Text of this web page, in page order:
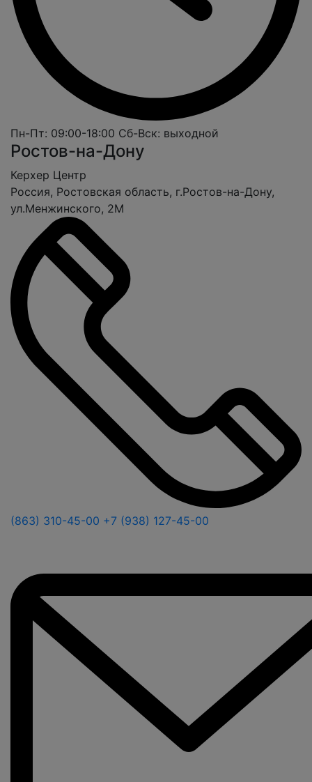
Пн-Пт: 09:00-18:00 Сб-Вcк: выходной
Ростов-на-Дону
Керхер Центр
Россия, Ростовская область, г.Ростов-на-Дону,
ул.Менжинского, 2М
(863) 310-45-00 +7 (938) 127-45-00